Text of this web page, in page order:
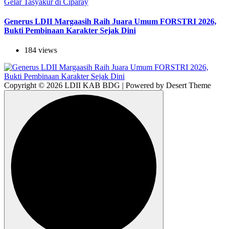
Generus LDII Margaasih Raih Juara Umum FORSTRI 2026,
Bukti Pembinaan Karakter Sejak Dini
184 views
Copyright © 2026 LDII KAB BDG | Powered by Desert Theme